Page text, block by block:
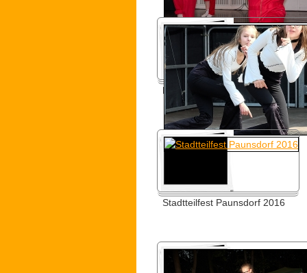
Lehrstellen-Aktionstag 2016
Stadtteilfest Paunsdorf 2016